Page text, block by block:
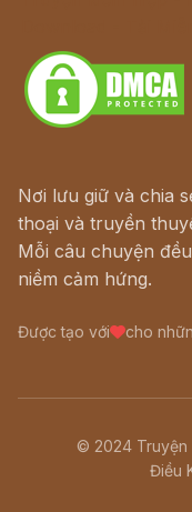
Nơi lưu giữ và chia
thoại và truyền
Mỗi câu chuyện
niềm cảm hứng.
Được tạo với cho
© 2024 Truyện
Điều